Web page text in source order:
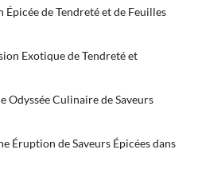
Épicée de Tendreté et de Feuilles
Exotique de Tendreté et
Odyssée Culinaire de Saveurs
Éruption de Saveurs Épicées dans